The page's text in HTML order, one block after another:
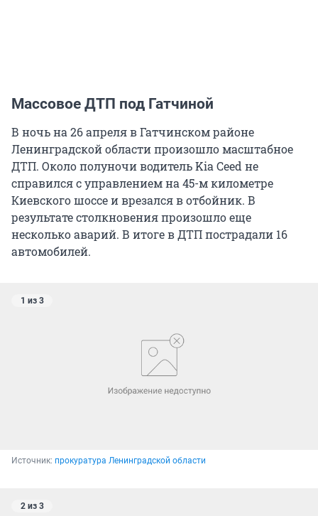
Массовое ДТП под Гатчиной
В ночь на 26 апреля в Гатчинском районе
Ленинградской области произошло масштабное
ДТП. Около полуночи водитель Kia Ceed не
справился с управлением на 45-м километре
Киевского шоссе и врезался в отбойник. В
результате столкновения произошло еще
несколько аварий. В итоге в ДТП пострадали 16
автомобилей.
1 из 3
Источник: прокуратура Ленинградской области
2 из 3